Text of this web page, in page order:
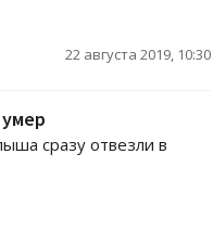
22 августа 2019, 10:30
сразу отвезли в